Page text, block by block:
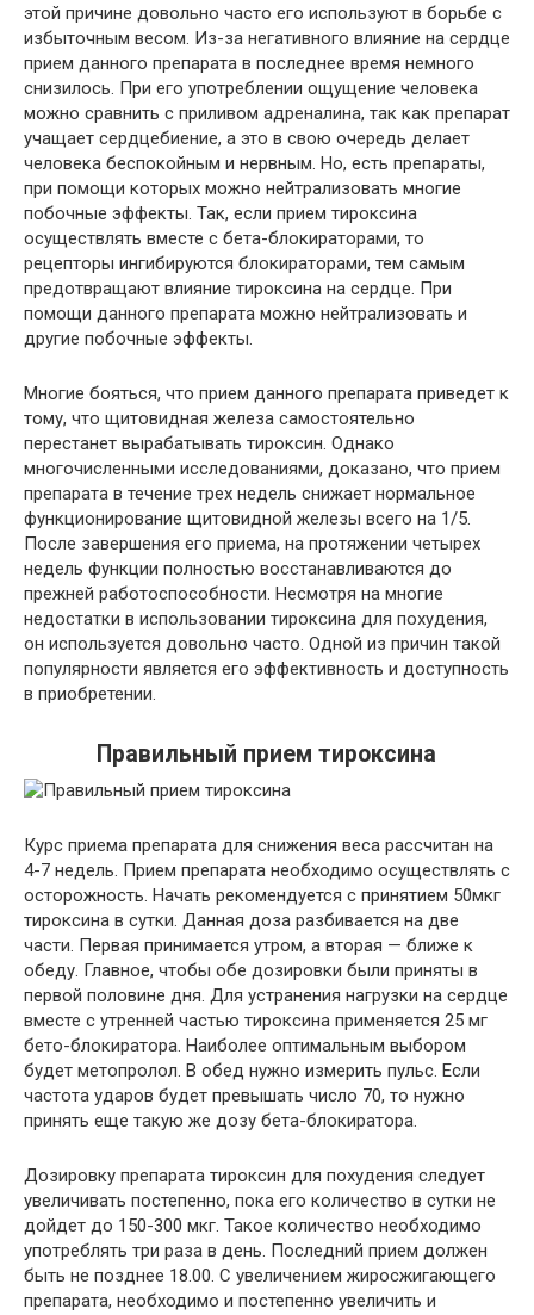
этой причине довольно часто его используют в борьбе с
избыточным весом. Из-за негативного влияние на сердце
прием данного препарата в последнее время немного
снизилось. При его употреблении ощущение человека
можно сравнить с приливом адреналина, так как препарат
учащает сердцебиение, а это в свою очередь делает
человека беспокойным и нервным. Но, есть препараты,
при помощи которых можно нейтрализовать многие
побочные эффекты. Так, если прием тироксина
осуществлять вместе с бета-блокираторами, то
рецепторы ингибируются блокираторами, тем самым
предотвращают влияние тироксина на сердце. При
помощи данного препарата можно нейтрализовать и
другие побочные эффекты.
Многие бояться, что прием данного препарата приведет к
тому, что щитовидная железа самостоятельно
перестанет вырабатывать тироксин. Однако
многочисленными исследованиями, доказано, что прием
препарата в течение трех недель снижает нормальное
функционирование щитовидной железы всего на 1/5.
После завершения его приема, на протяжении четырех
недель функции полностью восстанавливаются до
прежней работоспособности. Несмотря на многие
недостатки в использовании тироксина для похудения,
он используется довольно часто. Одной из причин такой
популярности является его эффективность и доступность
в приобретении.
Правильный прием тироксина
Курс приема препарата для снижения веса рассчитан на
4-7 недель. Прием препарата необходимо осуществлять с
осторожность. Начать рекомендуется с принятием 50мкг
тироксина в сутки. Данная доза разбивается на две
части. Первая принимается утром, а вторая — ближе к
обеду. Главное, чтобы обе дозировки были приняты в
первой половине дня. Для устранения нагрузки на сердце
вместе с утренней частью тироксина применяется 25 мг
бето-блокиратора. Наиболее оптимальным выбором
будет метопролол. В обед нужно измерить пульс. Если
частота ударов будет превышать число 70, то нужно
принять еще такую же дозу бета-блокиратора.
Дозировку препарата тироксин для похудения следует
увеличивать постепенно, пока его количество в сутки не
дойдет до 150-300 мкг. Такое количество необходимо
употреблять три раза в день. Последний прием должен
быть не позднее 18.00. С увеличением жиросжигающего
препарата, необходимо и постепенно увеличить и